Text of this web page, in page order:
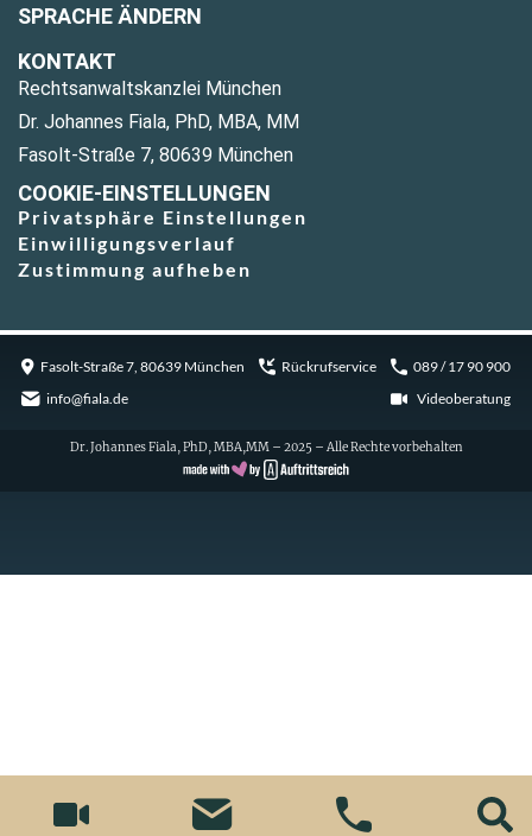
SPRACHE ÄNDERN
KONTAKT
Rechtsanwaltskanzlei München
Dr. Johannes Fiala, PhD, MBA, MM
Fasolt-Straße 7, 80639 München
COOKIE-EINSTELLUNGEN
Privatsphäre Einstellungen
Einwilligungsverlauf
Zustimmung aufheben
Fasolt-Straße 7, 80639 München Rückrufservice
089 / 17 90 900
info@fiala.de
Videoberatung
Dr. Johannes Fiala, PhD, MBA,MM – 2025 – Alle Rechte vorbehalten